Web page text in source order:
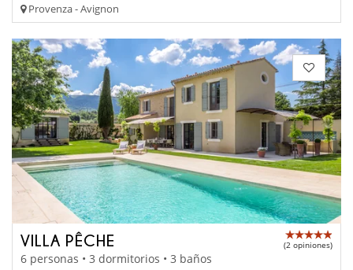
Provenza - Avignon
VILLA PÊCHE (2 opiniones)
6 personas • 3 dormitorios • 3 baños